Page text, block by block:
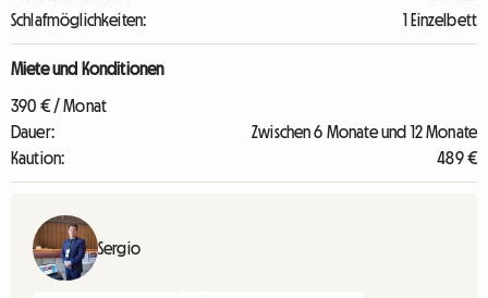
Schlafmöglichkeiten:
1 Einzelbett
Miete und Konditionen
390 € / Monat
Dauer:
Zwischen 6 Monate und 12 Monate
Kaution:
489 €
Sergio